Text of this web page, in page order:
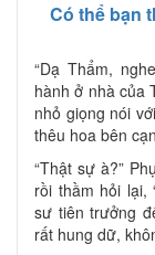
Có thể bạn
“Dạ Thẩm,
hành ở nhà của
nhỏ giọng nói
thêu hoa bên
“Thật sự à?”
rồi thầm hỏi lại,
sư tiên trưởng
rất hung dữ,